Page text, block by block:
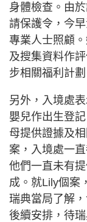
身體檢查。由
請保護令，今
專業人士照顧
及搜集資料作
步相關福利計劃
另外，入境處
嬰兒作出生登
母提供證據及
案，入境處一
他們一直未有
成。就Lily個案
瑞典當局了解
後續安排，待